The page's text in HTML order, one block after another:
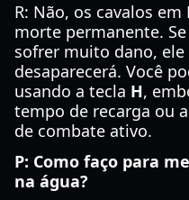
R: Não, os cavalos
morte permanente.
sofrer muito dano,
desaparecerá. Você
usando a tecla H,
tempo de recarga ou
de combate ativo.
P: Como faço para
na água?